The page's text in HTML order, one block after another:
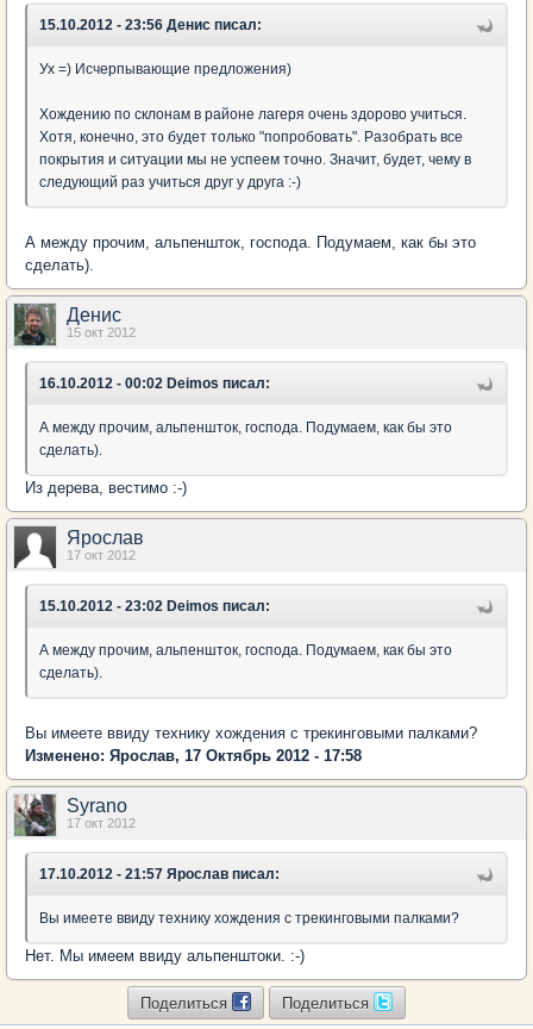
15.10.2012 - 23:56 Денис писал:
Ух =) Исчерпывающие предложения)
Хождению по склонам в районе лагеря очень здорово учиться.
Хотя, конечно, это будет только "попробовать". Разобрать все
покрытия и ситуации мы не успеем точно. Значит, будет, чему в
следующий раз учиться друг у друга :-)
А между прочим, альпеншток, господа. Подумаем, как бы это
сделать).
Денис
15 окт 2012
16.10.2012 - 00:02 Deimos писал:
А между прочим, альпеншток, господа. Подумаем, как бы это
сделать).
Из дерева, вестимо :-)
Ярослав
17 окт 2012
15.10.2012 - 23:02 Deimos писал:
А между прочим, альпеншток, господа. Подумаем, как бы это
сделать).
Вы имеете ввиду технику хождения с трекинговыми палками?
Изменено: Ярослав, 17 Октябрь 2012 - 17:58
Syrano
17 окт 2012
17.10.2012 - 21:57 Ярослав писал:
Вы имеете ввиду технику хождения с трекинговыми палками?
Нет. Мы имеем ввиду альпенштоки. :-)
Поделиться Поделиться